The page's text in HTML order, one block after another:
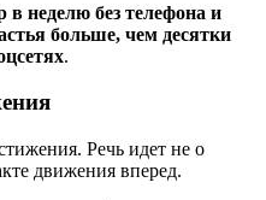
неделю без телефона и
больше, чем десятки
.
Речь идет не о
движения вперед.